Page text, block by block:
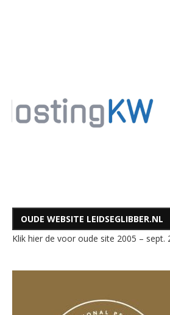
OUDE WEBSITE LEIDSEGLIBBER.NL
Klik hier de voor oude site 2005 – sept.